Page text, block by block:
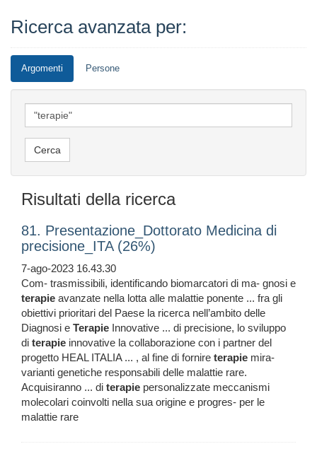
Ricerca avanzata per:
Argomenti Persone
Risultati della ricerca
81. Presentazione_Dottorato Medicina di
precisione_ITA (26%)
7-ago-2023 16.43.30
Com- trasmissibili, identificando biomarcatori di ma- gnosi e
terapie avanzate nella lotta alle malattie ponente ... fra gli
obiettivi prioritari del Paese la ricerca nell’ambito delle
Diagnosi e Terapie Innovative ... di precisione, lo sviluppo
di terapie innovative la collaborazione con i partner del
progetto HEAL ITALIA ... , al fine di fornire terapie mira-
varianti genetiche responsabili delle malattie rare.
Acquisiranno ... di terapie personalizzate meccanismi
molecolari coinvolti nella sua origine e progres- per le
malattie rare